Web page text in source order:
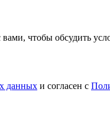
чтобы обсудить
данных и согласен с